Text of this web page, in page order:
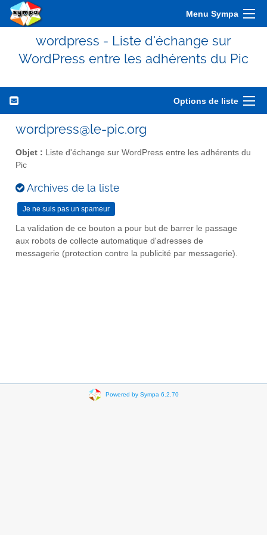
Menu Sympa
wordpress - Liste d'échange sur
WordPress entre les adhérents du Pic
Options de liste
wordpress@le-pic.org
Objet : Liste d'échange sur WordPress entre les adhérents du
Pic
Archives de la liste
La validation de ce bouton a pour but de barrer le passage
aux robots de collecte automatique d'adresses de
messagerie (protection contre la publicité par messagerie).
Powered by Sympa 6.2.70